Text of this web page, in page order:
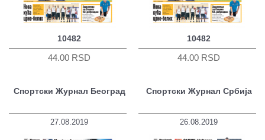
10482
44.00 RSD
10482
44.00 RSD
Спортски Журнал Београд
27.08.2019
Спортски Журнал Србија
26.08.2019